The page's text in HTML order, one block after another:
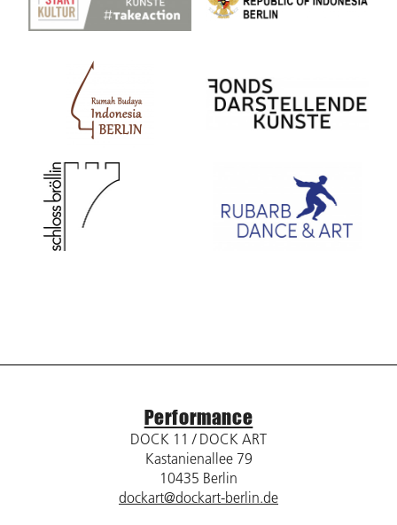
Performance
DOCK 11 / DOCK ART
Kastanienallee 79
10435 Berlin
dockart@dockart-berlin.de